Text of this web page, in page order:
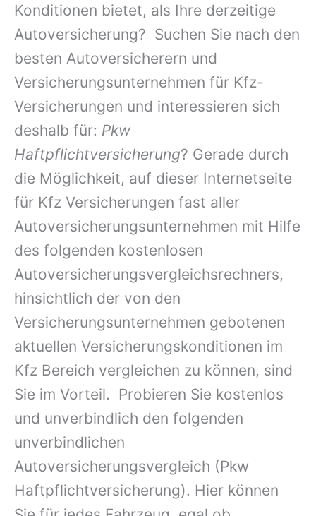
Konditionen bietet, als Ihre derzeitige
Autoversicherung? Suchen Sie nach den
besten Autoversicherern und
Versicherungsunternehmen für Kfz-
Versicherungen und interessieren sich
deshalb für: Pkw
Haftpflichtversicherung? Gerade durch
die Möglichkeit, auf dieser Internetseite
für Kfz Versicherungen fast aller
Autoversicherungsunternehmen mit Hilfe
des folgenden kostenlosen
Autoversicherungsvergleichsrechners,
hinsichtlich der von den
Versicherungsunternehmen gebotenen
aktuellen Versicherungskonditionen im
Kfz Bereich vergleichen zu können, sind
Sie im Vorteil. Probieren Sie kostenlos
und unverbindlich den folgenden
unverbindlichen
Autoversicherungsvergleich (Pkw
Haftpflichtversicherung). Hier können